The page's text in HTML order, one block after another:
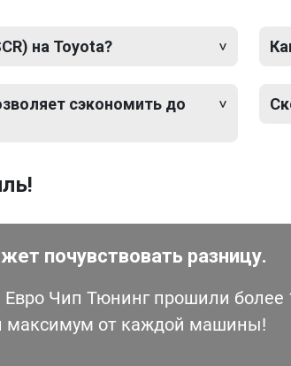
на Toyota?
сэкономить до
почувствовать разницу.
Чип Тюнинг прошили более
максимум от каждой машины!